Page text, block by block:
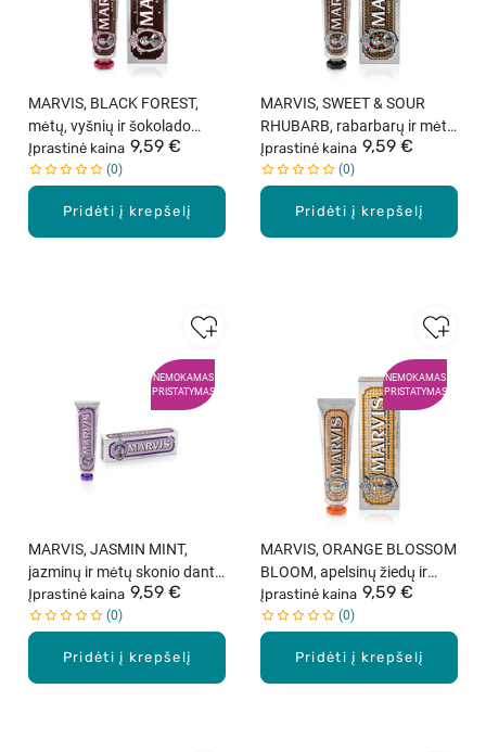
Pridėti į krepšelį
MARVIS, BLACK FOREST,
mėtų, vyšnių ir šokolado
skonio dantų pasta, 75 ml.
Įprastinė kaina 9,59 €
0
Pridėti į krepšelį
MARVIS, SWEET & SOUR
RHUBARB, rabarbarų ir mėtų
skonio dantų pasta, 75 ml.
Įprastinė kaina 9,59 €
0
NEMOKAMAS
PRISTATYMAS
Pridėti į krepšelį
MARVIS, JASMIN MINT,
jazminų ir mėtų skonio dantų
pasta, 85 ml.
Įprastinė kaina 9,59 €
0
NEMOKAMAS
PRISTATYMAS
Pridėti į krepšelį
MARVIS, ORANGE BLOSSOM
BLOOM, apelsinų žiedų ir
mėtų skonio dantų pasta, 75
ml.
Įprastinė kaina 9,59 €
0